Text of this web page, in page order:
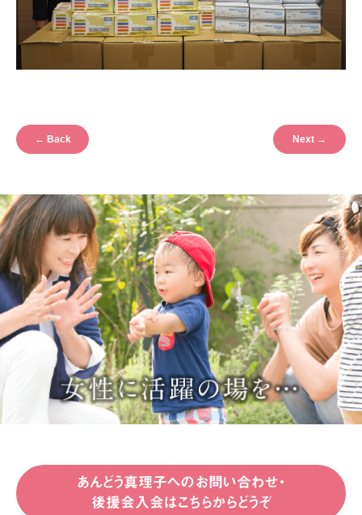
← Back Next →
あんどう真理子へのお問い合わせ・
後援会入会はこちらからどうぞ